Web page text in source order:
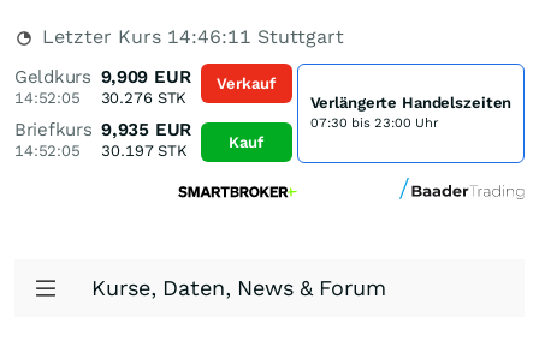
Letzter Kurs 14:46:11 Stuttgart
Geldkurs
14:52:05
9,909 EUR
30.276STK
Briefkurs
14:52:05
9,935 EUR
30.197STK
Verkauf
Kauf
Verlängerte Handelszeiten
07:30 bis 23:00 Uhr
Kurse, Daten, News & Forum